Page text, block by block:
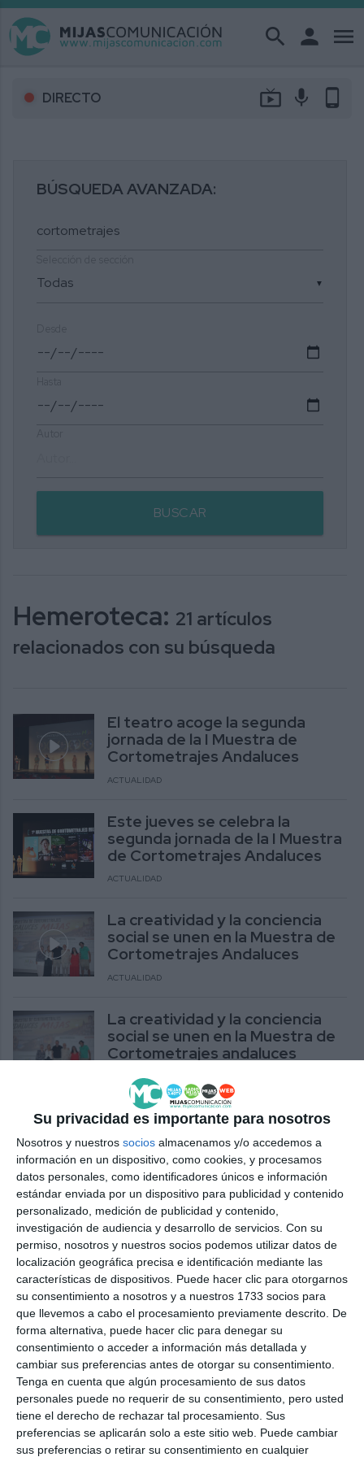
Su privacidad es importante para nosotros
Nosotros y nuestros socios almacenamos y/o accedemos a
información en un dispositivo, como cookies, y procesamos
datos personales, como identificadores únicos e información
estándar enviada por un dispositivo para publicidad y contenido
personalizado, medición de publicidad y contenido,
investigación de audiencia y desarrollo de servicios. Con su
permiso, nosotros y nuestros socios podemos utilizar datos de
localización geográfica precisa e identificación mediante las
características de dispositivos. Puede hacer clic para otorgarnos
su consentimiento a nosotros y a nuestros 1733 socios para
que llevemos a cabo el procesamiento previamente descrito. De
forma alternativa, puede hacer clic para denegar su
consentimiento o acceder a información más detallada y
cambiar sus preferencias antes de otorgar su consentimiento.
Tenga en cuenta que algún procesamiento de sus datos
personales puede no requerir de su consentimiento, pero usted
tiene el derecho de rechazar tal procesamiento. Sus
preferencias se aplicarán solo a este sitio web. Puede cambiar
sus preferencias o retirar su consentimiento en cualquier
search person menu
DIRECTO live_tv mic phone_android
BÚSQUEDA AVANZADA:
▼
BUSCAR
Hemeroteca: 21 artículos
relacionados con su búsqueda
El teatro acoge la segunda
jornada de la I Muestra de
Cortometrajes Andaluces
ACTUALIDAD
Este jueves se celebra la
segunda jornada de la I Muestra
de Cortometrajes Andaluces
ACTUALIDAD
La creatividad y la conciencia
social se unen en la Muestra de
Cortometrajes Andaluces
ACTUALIDAD
La creatividad y la conciencia
social se unen en la Muestra de
Cortometrajes andaluces
ACTUALIDAD
El Teatro Manuel España
acogerá la primera Muestra de
Cortometrajes Andaluces de
Mijas
ACTUALIDAD
Música coral y cortometrajes,
sobre las tablas del teatro
lagunero este fin de semana
ACTUALIDAD
Mijas exhibe una veintena de
trabajos en su II Festival de
Cortometrajes
ACTUALIDAD
¡Luces, cámara y acción! Este
viernes arranca el II Festival de